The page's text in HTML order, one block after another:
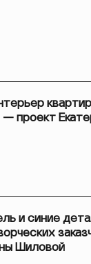
— проект
и синие
Шиловой